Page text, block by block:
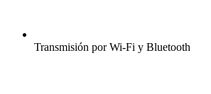
Transmisión por Wi-Fi y Bluetooth